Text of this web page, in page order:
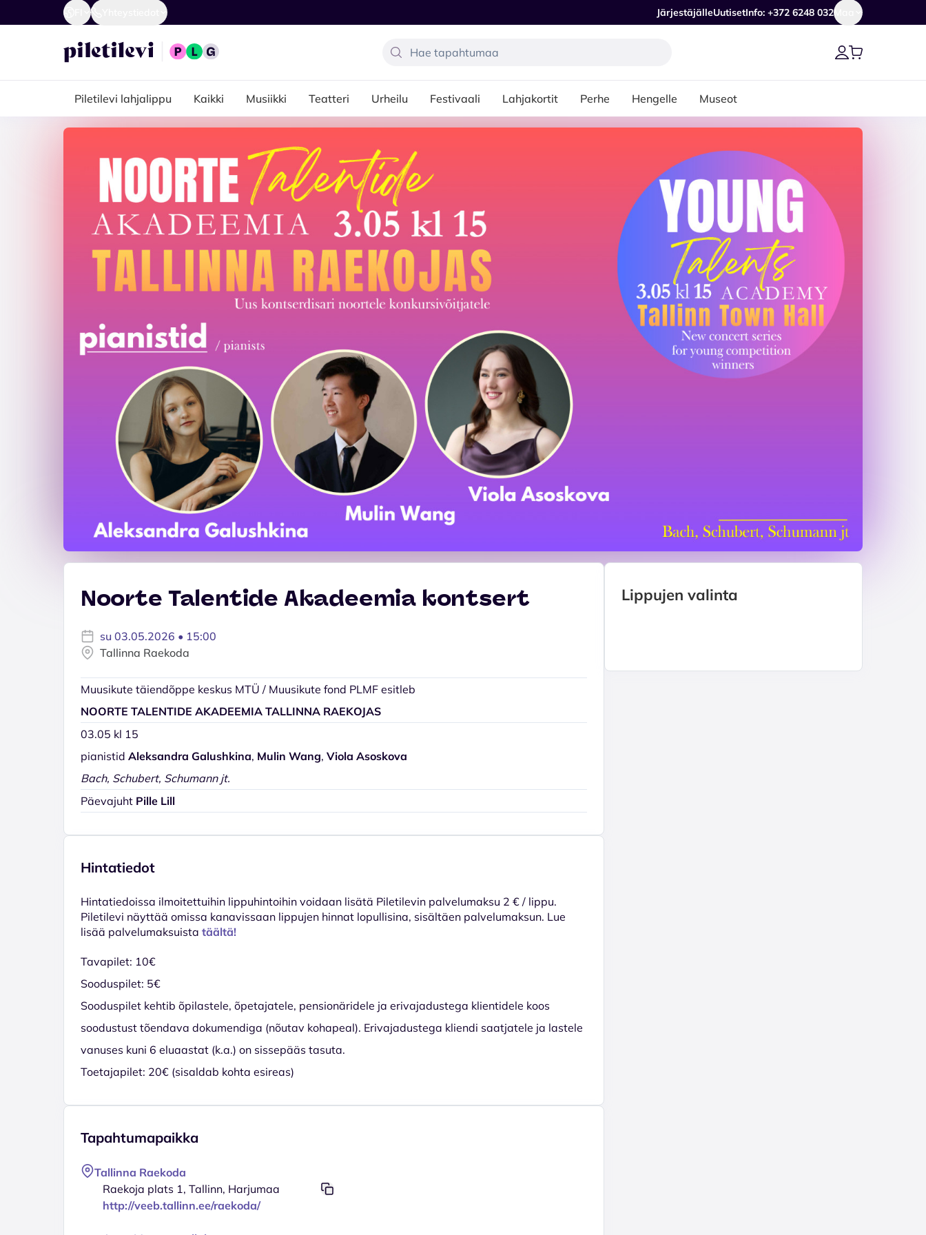
JärjestäjälleUutisetInfo: +372 6248 032Maa
Piletilevi lahjalippu Kaikki Musiikki Teatteri Urheilu Festivaali Lahjakortit Perhe Hengelle Museot
Noorte Talentide Akadeemia kontsert
su 03.05.2026 • 15:00
Tallinna Raekoda
Muusikute täiendõppe keskus MTÜ / Muusikute fond PLMF esitleb
NOORTE TALENTIDE AKADEEMIA TALLINNA RAEKOJAS
03.05 kl 15
pianistid Aleksandra Galushkina, Mulin Wang, Viola Asoskova
Bach, Schubert, Schumann jt.
Päevajuht Pille Lill
Hintatiedot
Hinta­tiedoissa ilmoitettuihin lippuhintoihin voidaan lisätä Piletilevin palvelumaksu 2 € / lippu.
Piletilevi näyttää omissa kanavissaan lippujen hinnat lopullisina, sisältäen palvelumaksun. Lue
lisää palvelumaksuista täältä!
Tavapilet: 10€
Sooduspilet: 5€
Sooduspilet kehtib õpilastele, õpetajatele, pensionäridele ja erivajadustega klientidele koos
soodustust tõendava dokumendiga (nõutav kohapeal). Erivajadustega kliendi saatjatele ja lastele
vanuses kuni 6 eluaastat (k.a.) on sissepääs tasuta.
Toetajapilet: 20€ (sisaldab kohta esireas)
Tapahtumapaikka
Tallinna Raekoda
Raekoja plats 1, Tallinn, Harjumaa
http://veeb.tallinn.ee/raekoda/
Lippujen valinta